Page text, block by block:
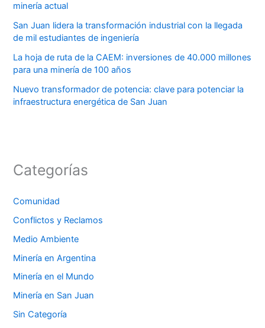
minería actual
San Juan lidera la transformación industrial con la llegada
de mil estudiantes de ingeniería
La hoja de ruta de la CAEM: inversiones de 40.000 millones
para una minería de 100 años
Nuevo transformador de potencia: clave para potenciar la
infraestructura energética de San Juan
Categorías
Comunidad
Conflictos y Reclamos
Medio Ambiente
Minería en Argentina
Minería en el Mundo
Minería en San Juan
Sin Categoría